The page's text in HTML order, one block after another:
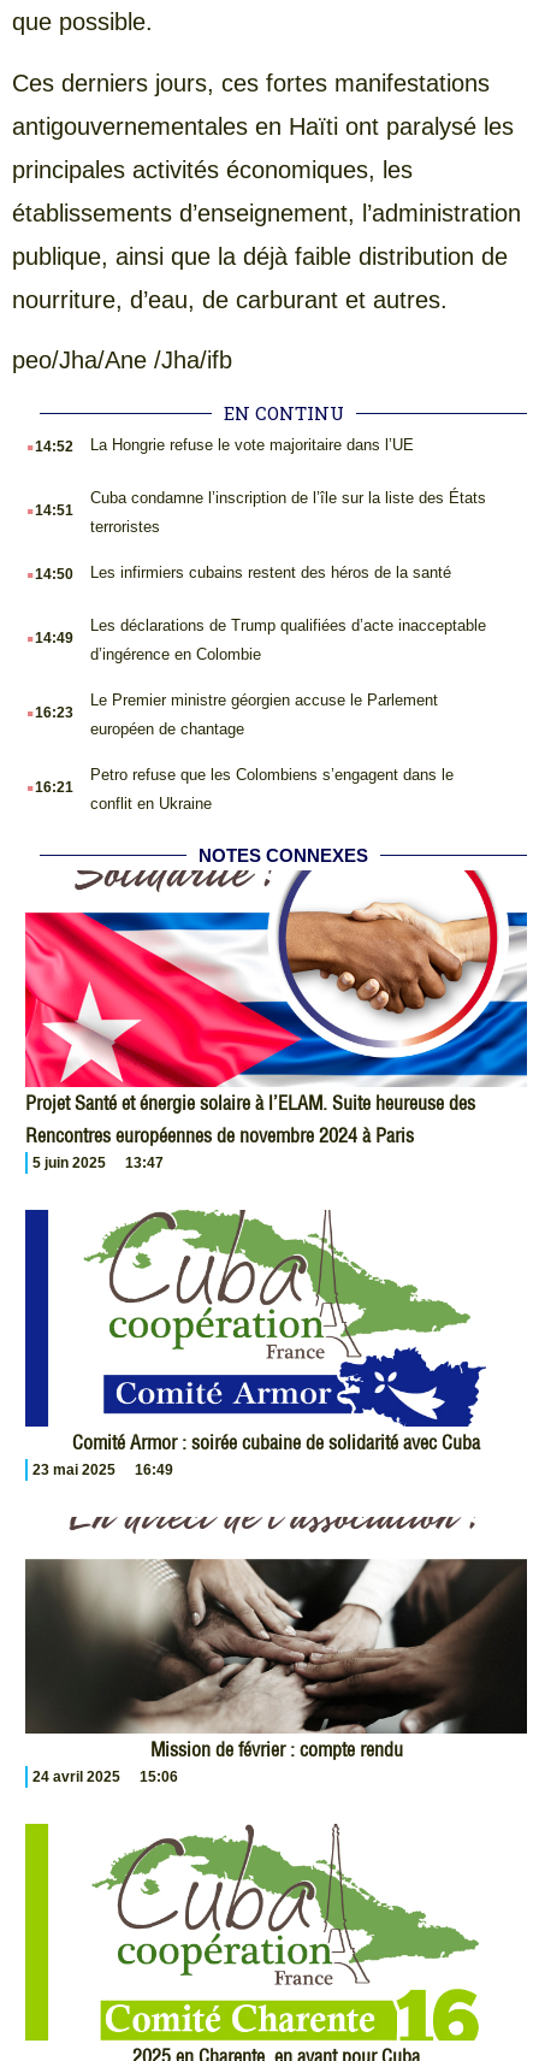
que possible.
Ces derniers jours, ces fortes manifestations
antigouvernementales en Haïti ont paralysé les
principales activités économiques, les
établissements d’enseignement, l’administration
publique, ainsi que la déjà faible distribution de
nourriture, d’eau, de carburant et autres.
peo/Jha/Ane /Jha/ifb
EN CONTINU
.14:52 La Hongrie refuse le vote majoritaire dans l’UE
.14:51
Cuba condamne l’inscription de l’île sur la liste des États
terroristes
.14:50 Les infirmiers cubains restent des héros de la santé
.14:49
Les déclarations de Trump qualifiées d’acte inacceptable
d’ingérence en Colombie
.16:23
Le Premier ministre géorgien accuse le Parlement
européen de chantage
.16:21
Petro refuse que les Colombiens s’engagent dans le
conflit en Ukraine
NOTES CONNEXES
Projet Santé et énergie solaire à l’ELAM. Suite heureuse des
Rencontres européennes de novembre 2024 à Paris
5 juin 2025 13:47
Comité Armor : soirée cubaine de solidarité avec Cuba
23 mai 2025 16:49
Mission de février : compte rendu
24 avril 2025 15:06